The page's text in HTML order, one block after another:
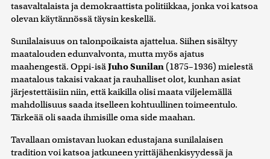
tasavaltalaista ja demokraattista politiikkaa, jonka voi katsoa
olevan käytännössä täysin keskellä.
Sunilalaisuus on talonpoikaista ajattelua. Siihen sisältyy
maatalouden edunvalvonta, mutta myös ajatus
maahengestä. Oppi-isäJuho Sunilan (1875–1936) mielestä
maatalous takaisi vakaat ja rauhalliset olot, kunhan asiat
järjestettäisiin niin, että kaikilla olisi maata viljelemällä
mahdollisuus saada itselleen kohtuullinen toimeentulo.
Tärkeää oli saada ihmisille oma side maahan.
Tavallaan omistavan luokan edustajana sunilalaisen
tradition voi katsoa jatkuneen yrittäjähenkisyydessä ja